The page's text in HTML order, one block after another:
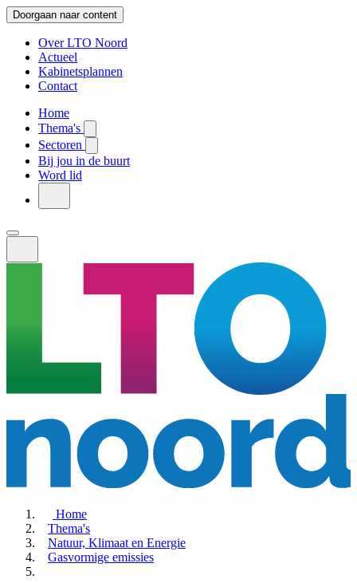
Doorgaan naar content
Over LTO Noord
Actueel
Kabinetsplannen
Contact
Home
Thema's
Sectoren
Bij jou in de buurt
Word lid
Home
Thema's
Natuur, Klimaat en Energie
Gasvormige emissies